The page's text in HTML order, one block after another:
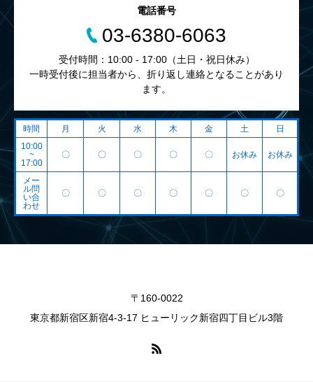
電話番号
03-6380-6063
受付時間：10:00 - 17:00（土日・祝日休み）
一時受付後に担当者から、折り返し連絡となることがあり
ます。
時間 月 火 水 木 金 土
日
10:00
~
17:00
〇 〇 〇 〇 〇 お休み お休み
メー
ル問
い合
わせ
〇 〇 〇 〇 〇 〇 〇
〒160-0022
東京都新宿区新宿4-3-17 ヒューリック新宿四丁目ビル3階